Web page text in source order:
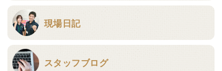
現場日記
スタッフブログ